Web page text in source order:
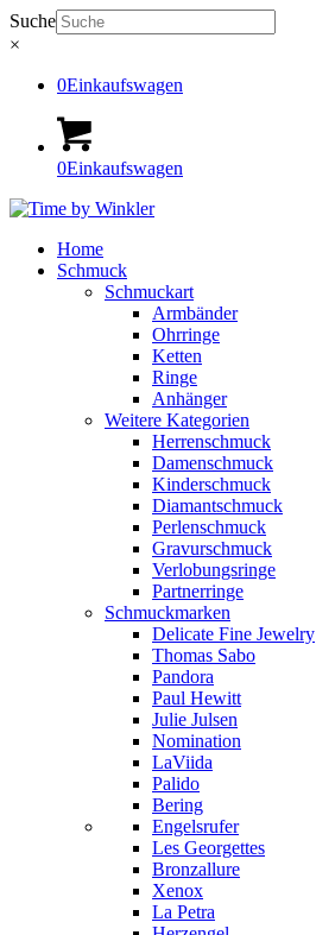
Suche
×
0Einkaufswagen
0Einkaufswagen
Home
Schmuck
Schmuckart
Armbänder
Ohrringe
Ketten
Ringe
Anhänger
Weitere Kategorien
Herrenschmuck
Damenschmuck
Kinderschmuck
Diamantschmuck
Perlenschmuck
Gravurschmuck
Verlobungsringe
Partnerringe
Schmuckmarken
Delicate Fine Jewelry
Thomas Sabo
Pandora
Paul Hewitt
Julie Julsen
Nomination
LaViida
Palido
Bering
Engelsrufer
Les Georgettes
Bronzallure
Xenox
La Petra